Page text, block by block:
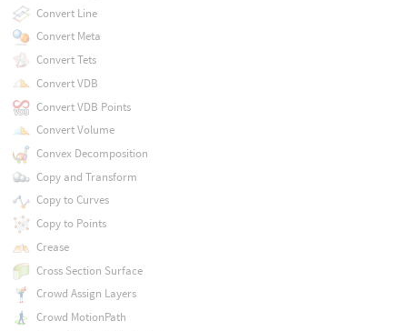
Convert Line
Convert Meta
Convert Tets
Convert VDB
Convert VDB Points
Convert Volume
Convex Decomposition
Copy and Transform
Copy to Curves
Copy to Points
Crease
Cross Section Surface
Crowd Assign Layers
Crowd MotionPath